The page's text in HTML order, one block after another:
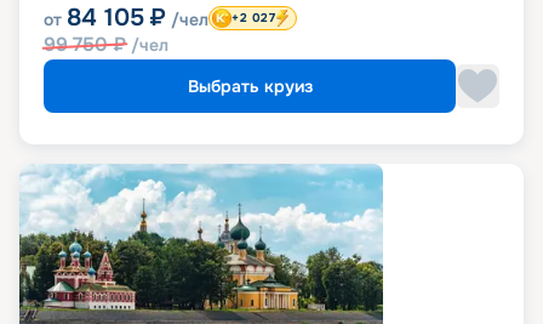
от 84 105 ₽ /чел
99 750₽ /чел
+2 027
Выбрать круиз